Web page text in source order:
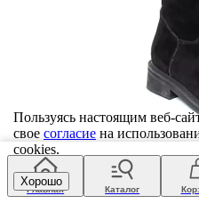
ботфорты женские
13 421 ₽
36
Главная Каталог
Пользуясь настоящим веб-
свое согласие на
cookies.
Хорошо